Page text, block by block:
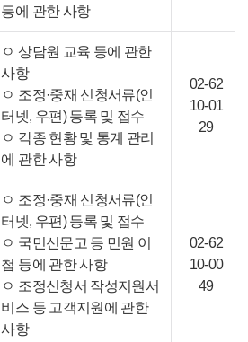
등에 관한 사항
ㅇ 상담원 교육 등에 관한
사항
ㅇ 조정·중재 신청서류(인
터넷, 우편) 등록 및 접수
ㅇ 각종 현황 및 통계 관리
에 관한 사항
02-62
10-01
29
ㅇ 조정·중재 신청서류(인
터넷, 우편) 등록 및 접수
ㅇ 국민신문고 등 민원 이
첩 등에 관한 사항
ㅇ 조정신청서 작성지원서
비스 등 고객지원에 관한
사항
02-62
10-00
49